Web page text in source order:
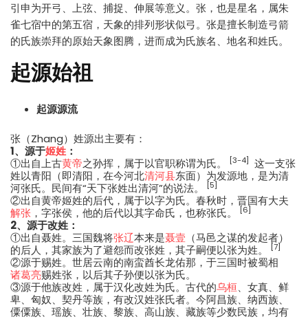
引申为开弓、上弦、捕捉、伸展等意义。张，也是星名，属朱
雀七宿中的第五宿，天象的排列形状似弓。张是擅长制造弓箭
的氏族崇拜的原始天象图腾，进而成为氏族名、地名和姓氏。
起源始祖
起源源流
张（Zhang）姓源出主要有：
1、源于姬姓 ：
①出自上古黄帝之孙挥，属于以官职称谓为氏。 [3-4]
这一支张
姓以青阳（即清阳，在今河北清河县东面）为发源地，是为清
河张氏。民间有“天下张姓出清河”的说法。
[5]
②出自黄帝姬姓的后代，属于以字为氏。春秋时，晋国有大夫
解张 ，字张侯，他的后代以其字命氏，也称张氏。 [6]
2、源于改姓：
①出自聂姓。三国魏将张辽本来是聂壹 （马邑之谋的发起者）
的后人，其家族为了避怨而改张姓，其子嗣便以张为姓。
[7]
②源于赐姓。世居云南的南蛮酋长龙佑那，于三国时被蜀相
诸葛亮赐姓张，以后其子孙便以张为氏。
③源于他族改姓，属于汉化改姓为氏。古代的乌桓、女真、鲜
卑、匈奴、契丹等族，有改汉姓张氏者。今阿昌族、纳西族、
僳僳族、瑶族、壮族、黎族、高山族、藏族等少数民族，均有